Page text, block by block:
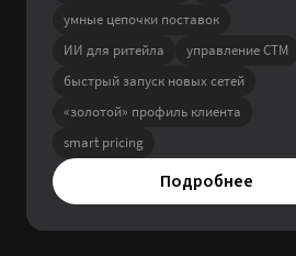
умные цепочки поставок
ИИ для ритейла
управление CTM
быстрый запуск новых сетей
«золотой» профиль клиента
smart pricing
Подробнее